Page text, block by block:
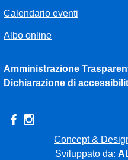
Calendario eventi
Albo online
Amministrazione
Dichiarazione di
Concept &
Sviluppato da: